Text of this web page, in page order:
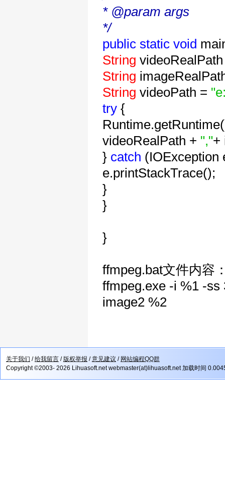
* @param args
*/
public static void
String
String
String videoPath =
try {
videoRealPath + ","+
} catch (IOException
e.printStackTrace();
}
}
}
ffmpeg.bat文件内容
ffmpeg.exe -i %1 -ss
image2 %2
关于我们 /给我留言 /版权举报 /意见建议 / 网站编程QQ群
Copyright ©2003- 2026 Lihuasoft.net webmaster(at)lihuasoft.net 加载时间